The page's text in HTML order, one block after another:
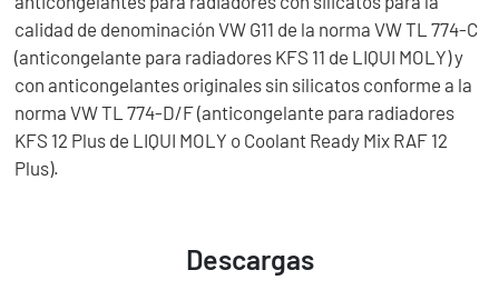
Descargas
calidad de denominación VW G11 de la norma VW TL 774-C
(anticongelante para radiadores KFS 11 de LIQUI MOLY) y
con anticongelantes originales sin silicatos conforme a la
norma VW TL 774-D/F (anticongelante para radiadores
KFS 12 Plus de LIQUI MOLY o Coolant Ready Mix RAF 12
Plus).